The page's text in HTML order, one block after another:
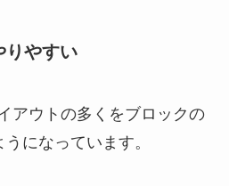
りやすい
アウトの多くをブロックの
になっています。